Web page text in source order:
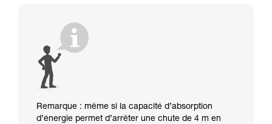
Remarque : même si la capacité d’absorption
d’énergie permet d’arrêter une chute de 4 m en